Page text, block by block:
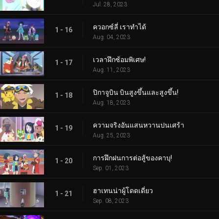
Jul. 28, 2023
1 - 16 ควอกซ์ลี่ เราทำได้
Aug. 04, 2023
1 - 17 เวลาฝึกซ้อมพิเศษ!
Aug. 11, 2023
1 - 18 ปิกาจูบิน บินสูงขึ้นและสูงขึ้น!
Aug. 18, 2023
1 - 19 ความจริงอันแสนหวานปนเศร้า
Aug. 25, 2023
1 - 20 การฝึกฝนการต่อสู้ของคาบุ!
Sep. 01, 2023
1 - 21 ฮาเทนน่าผู้โดดเดี่ยว
Sep. 08, 2023